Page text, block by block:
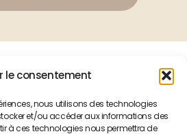
le consentement
nous utilisons des technologies
et/ou accéder aux informations des
à ces technologies nous permettra de
mescréations en céramique